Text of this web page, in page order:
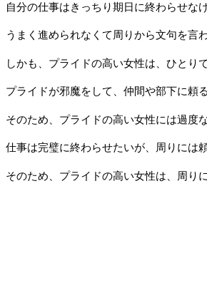
自分の仕事はきっちり期日に終わらせな
うまく進められなくて周りから文句を言
しかも、プライドの高い女性は、ひとり
プライドが邪魔をして、仲間や部下に頼
そのため、プライドの高い女性には過度
仕事は完璧に終わらせたいが、周りには
そのため、プライドの高い女性は、周り